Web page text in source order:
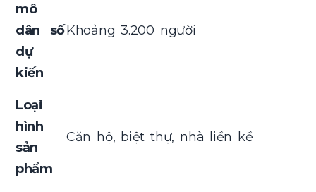
mô
dân số
dự
kiến
Khoảng 3.200 người
Loại
hình
sản
phẩm
Căn hộ, biệt thự, nhà liền kề